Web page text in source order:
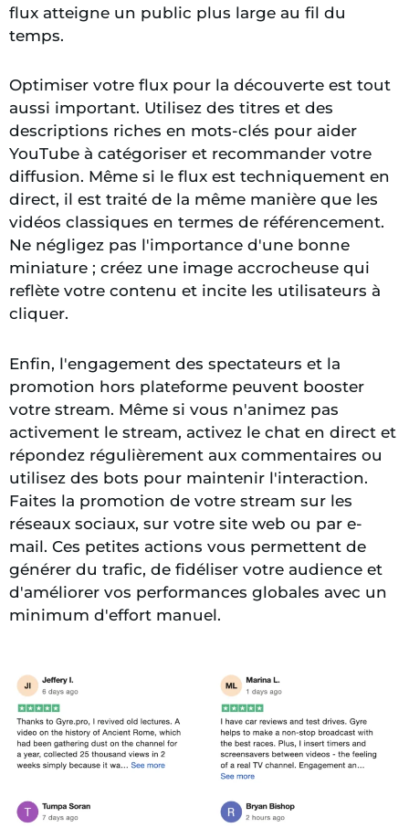
flux atteigne un public plus large au fil du
temps.
Optimiser votre flux pour la découverte est tout
aussi important. Utilisez des titres et des
descriptions riches en mots-clés pour aider
YouTube à catégoriser et recommander votre
diffusion. Même si le flux est techniquement en
direct, il est traité de la même manière que les
vidéos classiques en termes de référencement.
Ne négligez pas l'importance d'une bonne
miniature ; créez une image accrocheuse qui
reflète votre contenu et incite les utilisateurs à
cliquer.
Enfin, l'engagement des spectateurs et la
promotion hors plateforme peuvent booster
votre stream. Même si vous n'animez pas
activement le stream, activez le chat en direct et
répondez régulièrement aux commentaires ou
utilisez des bots pour maintenir l'interaction.
Faites la promotion de votre stream sur les
réseaux sociaux, sur votre site web ou par e-
mail. Ces petites actions vous permettent de
générer du trafic, de fidéliser votre audience et
d'améliorer vos performances globales avec un
minimum d'effort manuel.